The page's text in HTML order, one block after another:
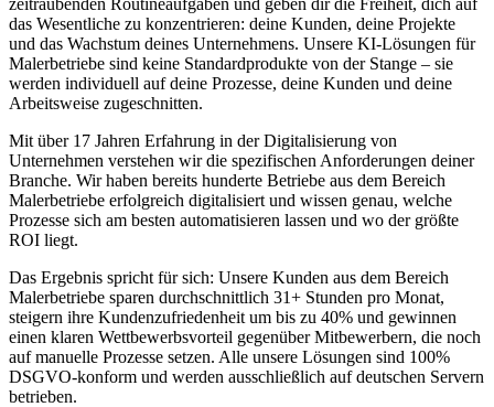
zeitraubenden Routineaufgaben und geben dir die Freiheit, dich auf
das Wesentliche zu konzentrieren: deine Kunden, deine Projekte
und das Wachstum deines Unternehmens. Unsere KI-Lösungen für
Malerbetriebe sind keine Standardprodukte von der Stange – sie
werden individuell auf deine Prozesse, deine Kunden und deine
Arbeitsweise zugeschnitten.
Mit über 17 Jahren Erfahrung in der Digitalisierung von
Unternehmen verstehen wir die spezifischen Anforderungen deiner
Branche. Wir haben bereits hunderte Betriebe aus dem Bereich
Malerbetriebe erfolgreich digitalisiert und wissen genau, welche
Prozesse sich am besten automatisieren lassen und wo der größte
ROI liegt.
Das Ergebnis spricht für sich: Unsere Kunden aus dem Bereich
Malerbetriebe sparen durchschnittlich 31+ Stunden pro Monat,
steigern ihre Kundenzufriedenheit um bis zu 40% und gewinnen
einen klaren Wettbewerbsvorteil gegenüber Mitbewerbern, die noch
auf manuelle Prozesse setzen. Alle unsere Lösungen sind 100%
DSGVO-konform und werden ausschließlich auf deutschen Servern
betrieben.